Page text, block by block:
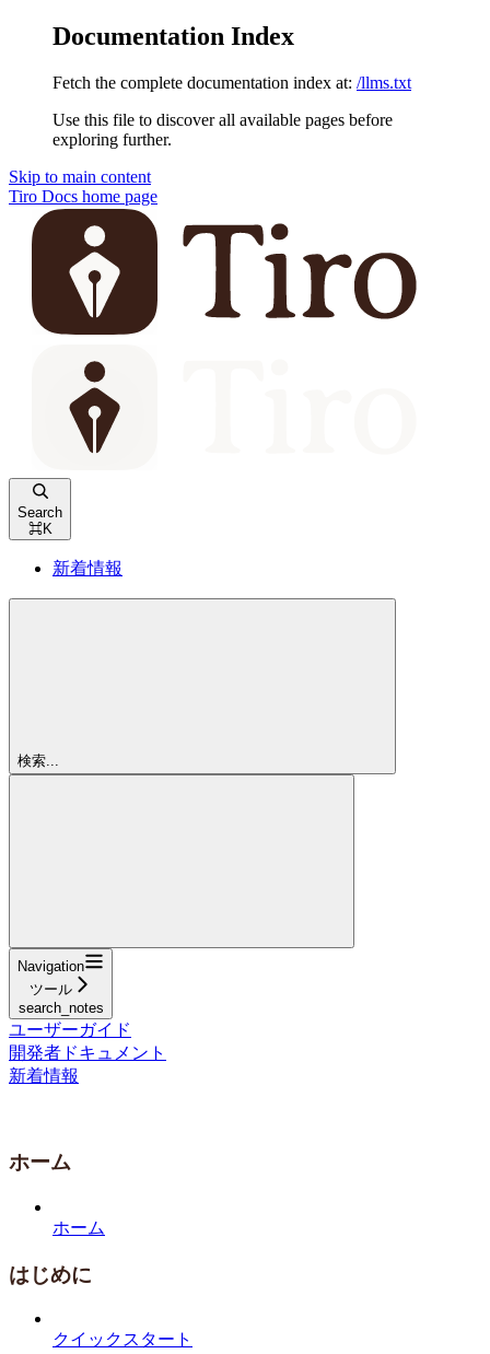
Documentation Index
Fetch the complete documentation index at: /llms.txt
Use this file to discover all available pages before
exploring further.
Skip to main content
Tiro Docs home page
Search
⌘K
新着情報
検索...
Navigation
ツール
search_notes
ユーザーガイド
開発者ドキュメント
新着情報
ホーム
ホーム
はじめに
クイックスタート